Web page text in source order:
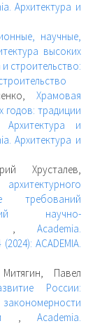
Архитектура и
научные,
высоких
строительство:
Храмовая
годов: традиции
Архитектура и
Архитектура и
Хрусталев,
требований
научно-
,Academia.
ACADEMIA.
Павел
России:
,Academia.